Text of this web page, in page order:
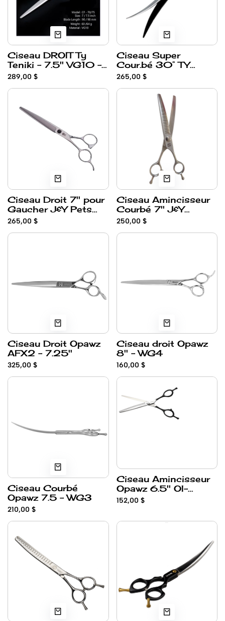
Ciseau DROIT Ty
Teniki - 7.5'' VG10 -
CF75
289,00 $
Ciseau Super
Cour.bé 30° TY
265,00 $
Ciseau Droit 7'' pour
Gaucher J&Y Pets
265,00 $
Ciseau Amincisseur
Courbé 7'' J&Y
Sakura JQ737 par Ty
Teniki- VG-10
250,00 $
Ciseau Droit Opawz
AFX2 - 7.25''
325,00 $
Ciseau droit Opawz
8'' - WG4
160,00 $
Ciseau Courbé
Opawz 7.5 - WG3
210,00 $
Ciseau Amincisseur
Opawz 6.5'' OI-
650B
152,00 $